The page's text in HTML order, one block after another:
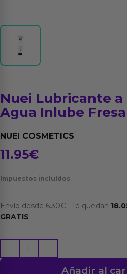
Nuei Lubricante a
Agua Inlube
NUEI COSMETICS
11.95€
Impuestos incluídos
Envío desde 6.30€ · Te quedan
GRATIS
Lubricante
Añadir al